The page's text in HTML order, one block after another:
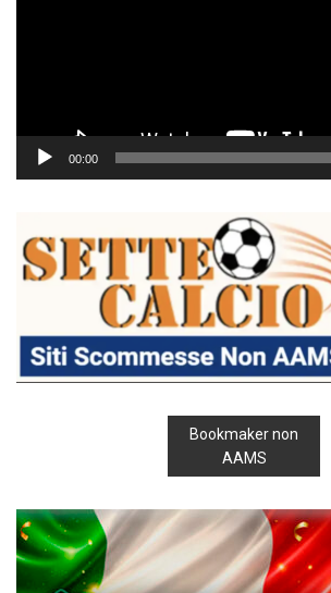
00:00
Bookmaker non
AAMS